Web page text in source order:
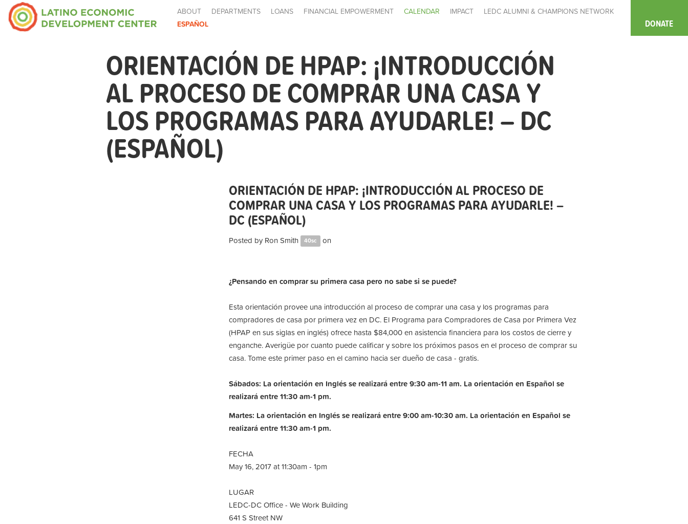
ABOUT DEPARTMENTS LOANS FINANCIAL EMPOWERMENT CALENDAR IMPACT
LEDC ALUMNI & CHAMPIONS NETWORK
ESPAÑOL
DONATE
ORIENTACIÓN DE HPAP: ¡INTRODUCCIÓN
AL PROCESO DE COMPRAR UNA CASA Y
LOS PROGRAMAS PARA AYUDARLE! – DC
(ESPAÑOL)
ORIENTACIÓN DE HPAP: ¡INTRODUCCIÓN AL PROCESO DE
COMPRAR UNA CASA Y LOS PROGRAMAS PARA AYUDARLE! –
DC (ESPAÑOL)
Posted by Ron Smith 40sc on
¿Pensando en comprar su primera casa pero no sabe si se puede?
Esta orientación provee una introducción al proceso de comprar una casa y los programas para
compradores de casa por primera vez en DC. El Programa para Compradores de Casa por Primera Vez
(HPAP en sus siglas en inglés) ofrece hasta $84,000 en asistencia financiera para los costos de cierre y
enganche. Averigüe por cuanto puede calificar y sobre los próximos pasos en el proceso de comprar su
casa. Tome este primer paso en el camino hacia ser dueño de casa - gratis.
Sábados: La orientación en Inglés se realizará entre 9:30 am-11 am. La orientación en Español se
realizará entre 11:30 am-1 pm.
Martes: La orientación en Inglés se realizará entre 9:00 am-10:30 am. La orientación en Español se
realizará entre 11:30 am-1 pm.
FECHA
May 16, 2017 at 11:30am - 1pm
LUGAR
LEDC-DC Office - We Work Building
641 S Street NW